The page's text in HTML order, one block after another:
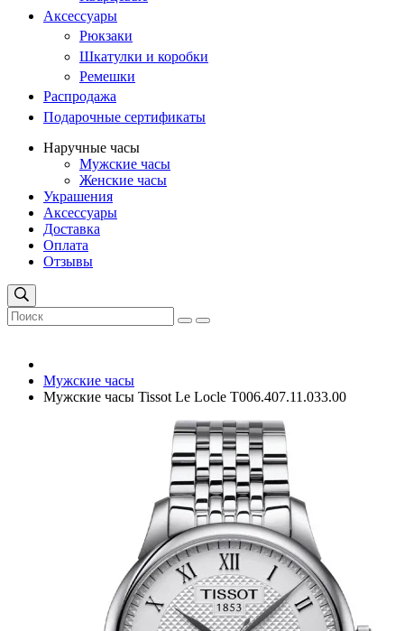
Аксессуары
Рюкзаки
Шкатулки и коробки
Ремешки
Распродажа
Подарочные сертификаты
Наручные часы
Мужские часы
Женские часы
Украшения
Аксессуары
Доставка
Оплата
Отзывы
Мужские часы
Мужские часы Tissot Le Locle T006.407.11.033.00